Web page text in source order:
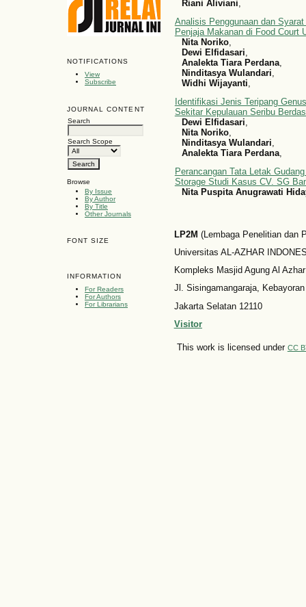
NOTIFICATIONS
View
Subscribe
JOURNAL CONTENT
Search
Search Scope
Browse
By Issue
By Author
By Title
Other Journals
FONT SIZE
INFORMATION
For Readers
For Authors
For Librarians
Riani Aliviani
Analisis Penggunaan dan
Penjaja Makanan di Food Court
Nita Noriko,
Dewi Elfidasari
Analekta Tiara Perdana,
Ninditasya Wulandari
Widhi Wijayanti
Identifikasi Jenis Teripang
Sekitar Kepulauan Seribu
Dewi Elfidasari
Nita Noriko,
Ninditasya Wulandari
Analekta Tiara Perdana,
Perancangan Tata Letak
Storage Studi Kasus CV. SG
Nita Puspita Anugrawati
LP2M (Lembaga Penelitian dan
Universitas AL-AZHAR
Kompleks Masjid Agung Al Azhar
Jl. Sisingamangaraja,
Jakarta Selatan 12110
Visitor
This work is licensed under CC